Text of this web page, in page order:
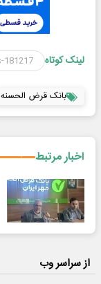
لینک کوتاه
بانک قرض الحسنه
اخبار مرتبط
از سراسر وب